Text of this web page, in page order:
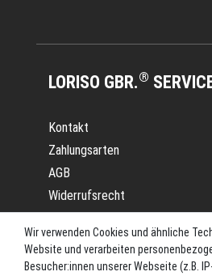
LORISO GBR.®
Kontakt
Zahlungsarten
AGB
Widerrufsrecht
Impressum
Datenschutz
Batterieverordnung
Wir verwenden Cookies und ähnliche
Website und verarbeiten
Besucher:innen unserer Webseite (z.B.